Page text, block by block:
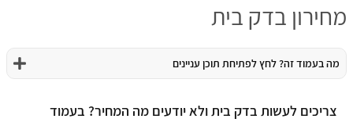
מחירון בדק בית
מה בעמוד זה? לחץ לפתיחת תוכן עניינים
צריכים לעשות בדק בית ולא יודעים מה המחיר? בעמוד